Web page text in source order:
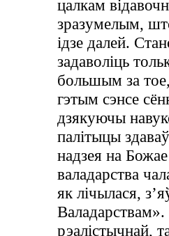
цалкам
зразумелым,
ідзе далей.
задаволіць
большым за
гэтым сэнсе
дзякуючы
палітыцы
надзея на
валадарства
як лічылася,
Валадарствам».
рэалістычнай,